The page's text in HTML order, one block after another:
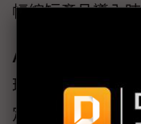
幅縮短產品導入
AI伺服器BBU（
理大數據與深度
定性。VP系列IC